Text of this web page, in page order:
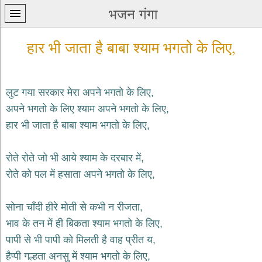
भजन गंगा
प्रथम
पन्ना
कृष्ण
भजन
krishna
शिव
भजन
bhajans
हनुमान
हार भी जाता है बाबा श्याम भगतो के लिए,
लुट गया सरकार मेरा अपने भगतो के लिए,
अपने भगतो के लिए श्याम अपने भगतो के लिए,
हार भी जाता है बाबा श्याम भगतो के लिए,
रोते रोते जो भी आये श्याम के दरबार में,
रोते को पल में हसाता अपने भगतो के लिए,
सोना चाँदी हीरे मोती से कभी न रीजता,
भाव के तन में ही बिकता श्याम भगतो के लिए,
पापी से भी पापी को मिलती है वाह प्रीत य,
हैप्पी गल्हता अनसु में श्याम भगतो के लिए,